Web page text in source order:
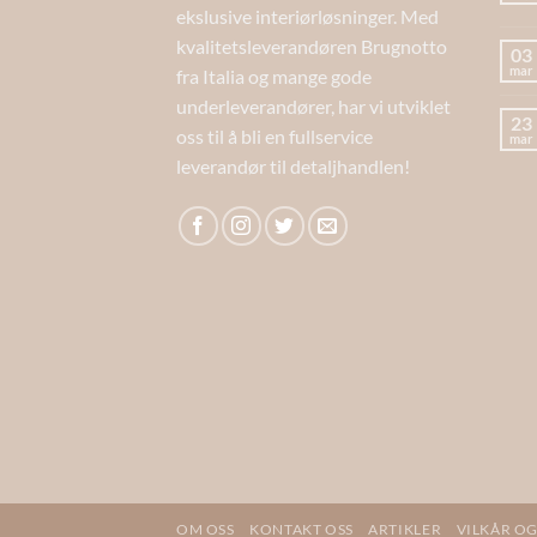
ekslusive interiørløsninger. Med
kvalitetsleverandøren Brugnotto
fra Italia og mange gode
underleverandører, har vi utviklet
oss til å bli en fullservice
leverandør til detaljhandlen!
03
mar
23
mar
OM OSS KONTAKT OSS ARTIKLER VILKÅR